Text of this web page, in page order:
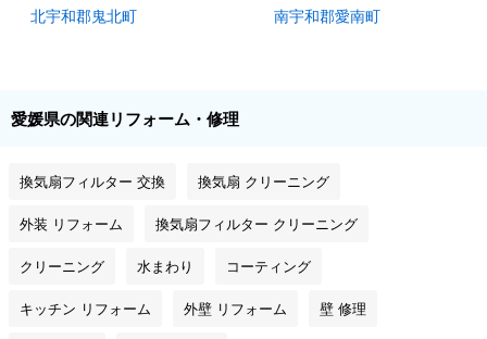
北宇和郡鬼北町 南宇和郡愛南町
愛媛県の関連リフォーム・修理
換気扇フィルター 交換 換気扇 クリーニング
外装 リフォーム 換気扇フィルター クリーニング
クリーニング 水まわり コーティング
キッチン リフォーム 外壁 リフォーム 壁 修理